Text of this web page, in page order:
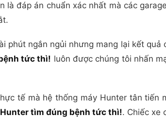
là đáp án chuẩn xác nhất mà các
phút ngắn ngủi nhưng mang lại kết
tức thì! luôn được chúng tôi nhấn
tế mà hệ thống máy Hunter tân
tìm đúng bệnh tức thì!. Chiếc xe